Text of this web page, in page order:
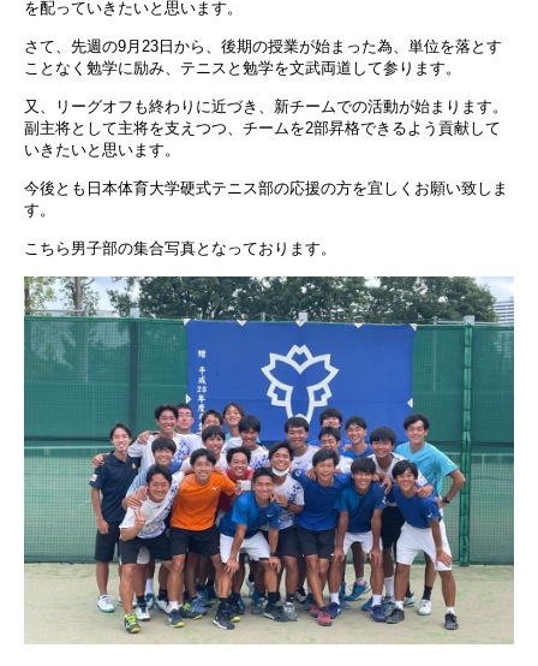
を配っていきたいと思います。
さて、先週の9月23日から、後期の授業が始まった為、単位を落とす
ことなく勉学に励み、テニスと勉学を文武両道して参ります。
又、リーグオフも終わりに近づき、新チームでの活動が始まります。
副主将として主将を支えつつ、チームを2部昇格できるよう貢献して
いきたいと思います。
今後とも日本体育大学硬式テニス部の応援の方を宜しくお願い致しま
す。
こちら男子部の集合写真となっております。